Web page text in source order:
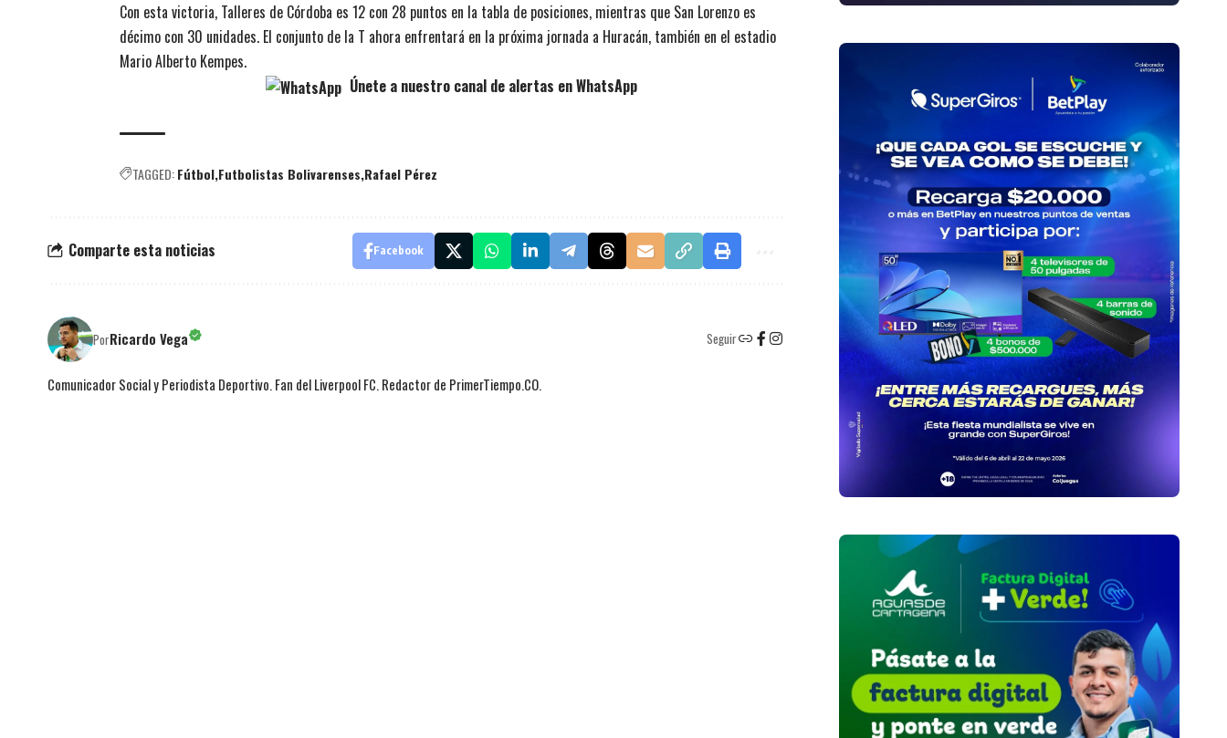
Con esta victoria, Talleres de Córdoba es 12 con 28 puntos en la tabla de posiciones, mientras que San Lorenzo es
décimo con 30 unidades. El conjunto de la T ahora enfrentará en la próxima jornada a Huracán, también en el estadio
Mario Alberto Kempes.
Únete a nuestro canal de alertas en WhatsApp
TAGGED:Fútbol Futbolistas Bolivarenses Rafael Pérez
Comparte esta noticias Facebook
PorRicardo Vega Seguir
Comunicador Social y Periodista Deportivo. Fan del Liverpool FC. Redactor de PrimerTiempo.CO.